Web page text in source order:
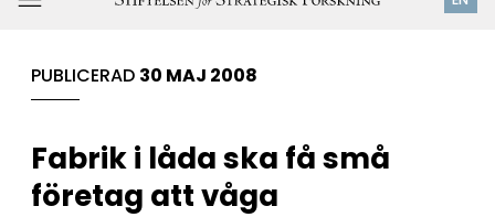
innehåll
PUBLICERAD 30 MAJ 2008
Fabrik i låda ska få små
företag att våga